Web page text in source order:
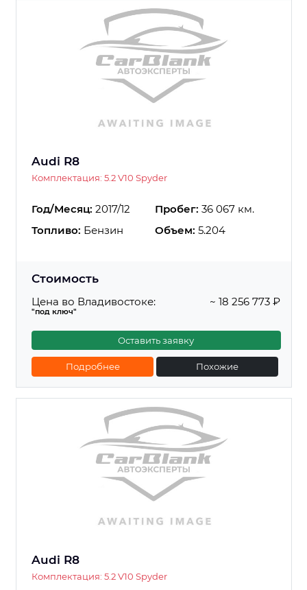
Audi R8
Комплектация: 5.2 V10 Spyder
Год/Месяц: 2017/12 Пробег: 36 067 км.
Топливо: Бензин Объем: 5.204
Стоимость
Цена во Владивостоке:
"под ключ"
~ 18 256 773 ₽
Оставить заявку
Подробнее Похожие
Audi R8
Комплектация: 5.2 V10 Spyder